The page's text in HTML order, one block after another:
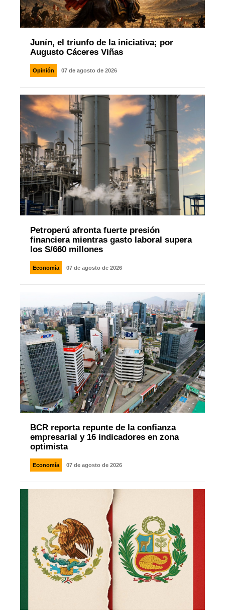
Junín, el triunfo de la iniciativa; por
Augusto Cáceres Viñas
Opinión 07 de agosto de 2026
Petroperú afronta fuerte presión
financiera mientras gasto laboral supera
los S/660 millones
Economía 07 de agosto de 2026
BCR reporta repunte de la confianza
empresarial y 16 indicadores en zona
optimista
Economía 07 de agosto de 2026